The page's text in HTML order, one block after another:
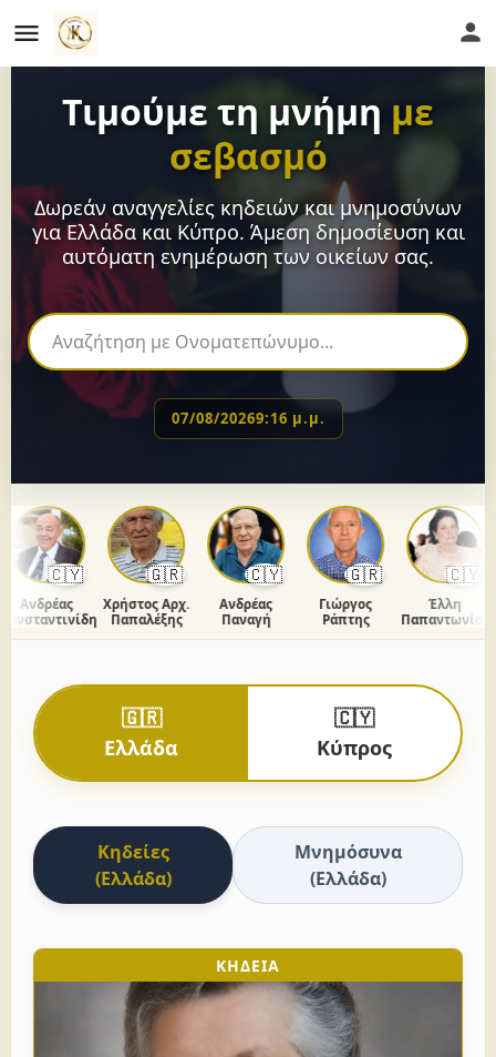
Τιμούμε τη μνήμη με
σεβασμό
Δωρεάν αναγγελίες κηδειών και μνημοσύνων
για Ελλάδα και Κύπρο. Άμεση δημοσίευση και
αυτόματη ενημέρωση των οικείων σας.
07/08/20269:16 μ.μ.
🇨🇾
Ανδρέας
🇬🇷
Χρήστος Αρχ.
Παπαλέξης
🇨🇾
Ανδρέας
Παναγή
🇬🇷
Γιώργος
Ράπτης
🇨🇾
Έλλη
Παπαντωνίου
🇬🇷
Ελλάδα
🇨🇾
Κύπρος
Κηδείες
(Ελλάδα)
Μνημόσυνα
(Ελλάδα)
ΚΗΔΕΙΑ